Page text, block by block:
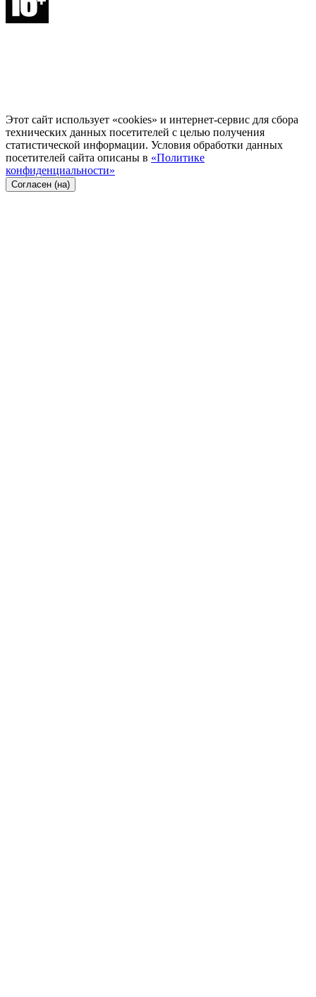
Этот сайт использует «cookies» и интернет-сервис для сбора
технических данных посетителей с целью получения
статистической информации. Условия обработки данных
посетителей сайта описаны в «Политике
конфиденциальности»
Согласен (на)